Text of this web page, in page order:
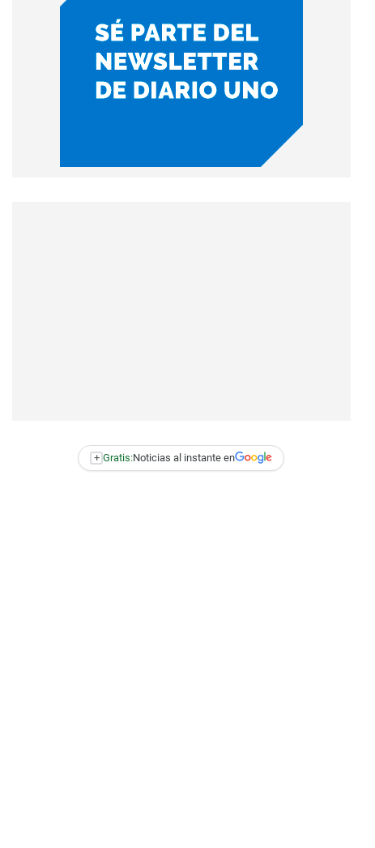
+ Gratis:Noticias al instante en